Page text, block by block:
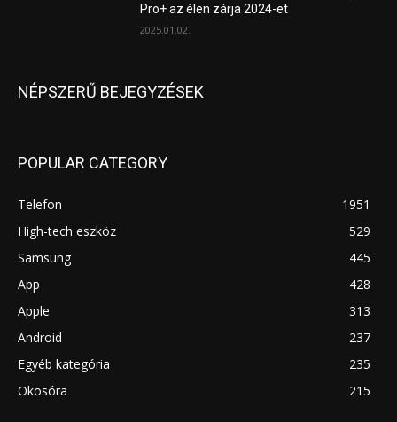
Pro+ az élen zárja 2024-et
2025.01.02.
NÉPSZERŰ BEJEGYZÉSEK
POPULAR CATEGORY
Telefon
1951
High-tech eszköz
529
Samsung
445
App
428
Apple
313
Android
237
Egyéb kategória
235
Okosóra
215